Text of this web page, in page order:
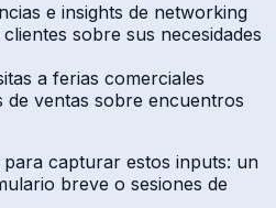
e insights de networking
sobre sus necesidades
a ferias comerciales
de ventas sobre encuentros
para capturar estos inputs: un
breve o sesiones de